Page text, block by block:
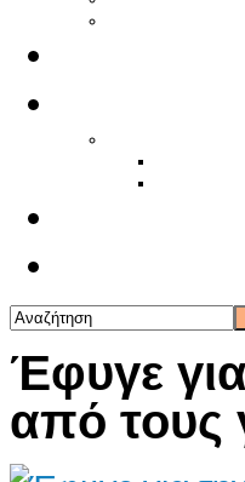
Έφυγε
από τους